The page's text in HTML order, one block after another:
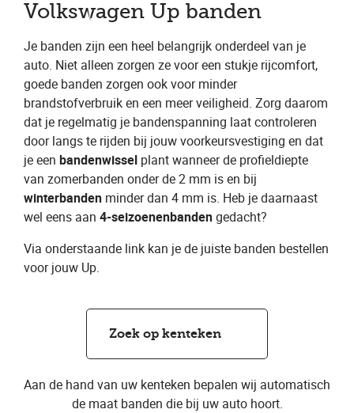
Volkswagen Up banden
Je banden zijn een heel belangrijk onderdeel van je
auto. Niet alleen zorgen ze voor een stukje rijcomfort,
goede banden zorgen ook voor minder
brandstofverbruik en een meer veiligheid. Zorg daarom
dat je regelmatig je bandenspanning laat controleren
door langs te rijden bij jouw voorkeursvestiging en dat
je een bandenwissel plant wanneer de profieldiepte
van zomerbanden onder de 2 mm is en bij
winterbanden minder dan 4 mm is. Heb je daarnaast
wel eens aan 4-seizoenenbandengedacht?
Via onderstaande link kan je de juiste banden bestellen
voor jouw Up.
Zoek op kenteken
Aan de hand van uw kenteken bepalen wij automatisch
de maat banden die bij uw auto hoort.